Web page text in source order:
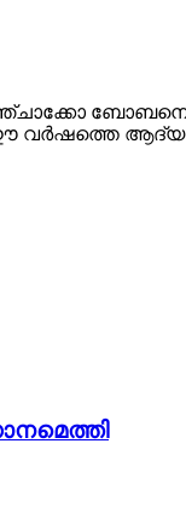
ബോബനെ
വർഷത്തെ